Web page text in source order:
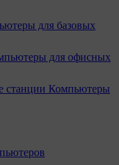
для базовых
для офисных
станции Компьютеры